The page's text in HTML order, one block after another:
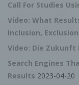
Call For Studies
Video: What
Inclusion,
Video: Die Zukunft
Search Engines
Results 2023-04-20
d) Recht
Jede von
betroffene
von dem
gelöscht
zutrifft und